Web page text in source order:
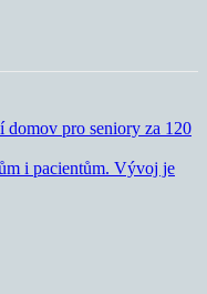
domov pro seniory za 120
i pacientům. Vývoj je